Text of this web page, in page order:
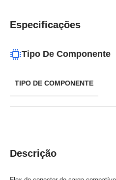
Descrição
Especificações
Tipo De Componente
TIPO DE COMPONENTE